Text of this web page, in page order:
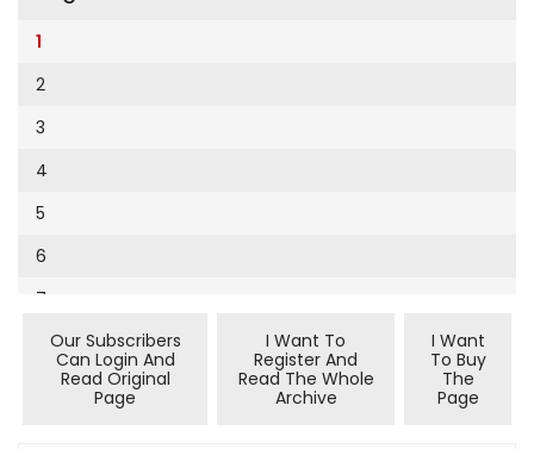
Cumhuriyet Sağlıklı Beslenme
Cumhuriyet Sokak
Cumhuriyet Spor
Cumhuriyet Strateji
Cumhuriyet Tarım
Cumhuriyet Yılbaşı
Çerçeve Eki
Dergi Eki
Ekonomi Eki
1994
9
10
11
12
13
14
15
16
1
2
3
4
5
6
7
Our Subscribers
Can Login And
Read Original
Page
I Want To
Register And
Read The Whole
Archive
I Want
To Buy
The
Page